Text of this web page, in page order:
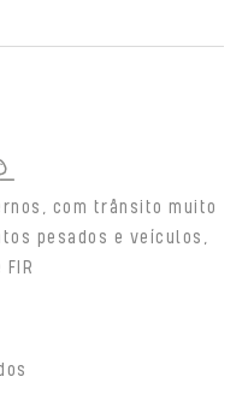
com trânsito muito
pesados e veículos,